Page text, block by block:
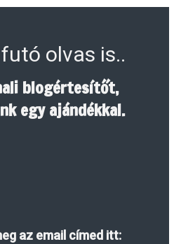
olvas is..
blogértesítőt,
egy ajándékkal.
az email címed itt: